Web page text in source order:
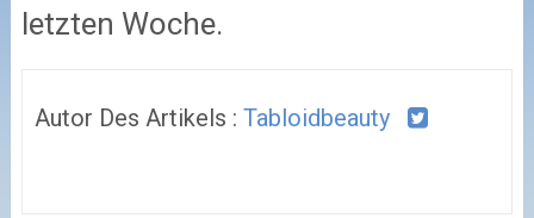
letzten Woche.
Autor Des Artikels : Tabloidbeauty